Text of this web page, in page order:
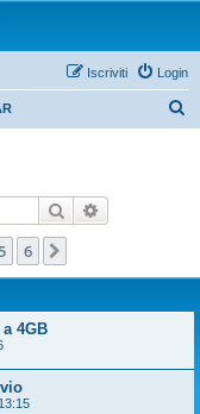
Login
Iscriviti
Cerca
6
4GB